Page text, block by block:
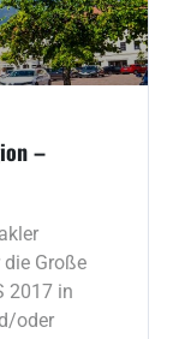
–
Große
2017 in
oder